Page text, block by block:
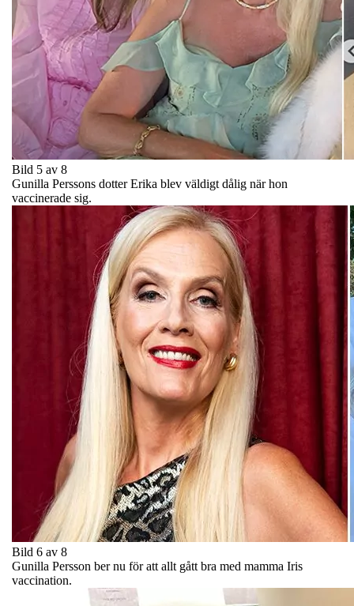
Bild 5 av 8
Gunilla Perssons dotter Erika blev väldigt dålig när hon
vaccinerade sig.
Bild 6 av 8
Gunilla Persson ber nu för att allt gått bra med mamma Iris
vaccination.